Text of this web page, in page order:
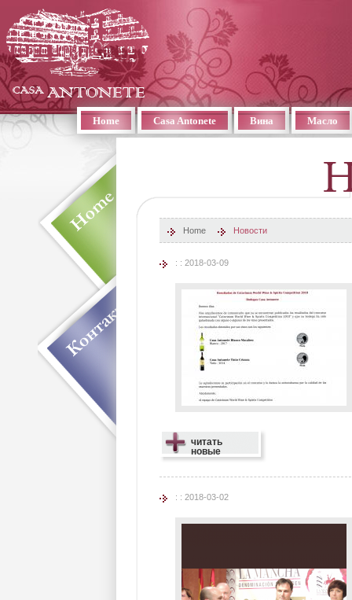
Home Casa Antonete Вина Масло
Home Новости
: : 2018-03-09
читать
новые
: : 2018-03-02